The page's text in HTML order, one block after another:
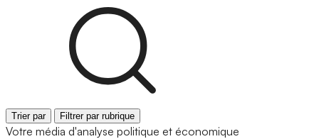
Trier par Filtrer par rubrique
Votre média d'analyse politique et économique